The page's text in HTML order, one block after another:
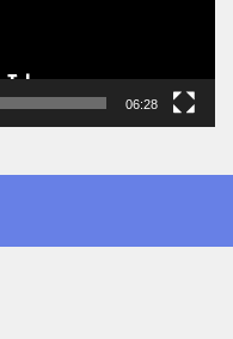
06:28